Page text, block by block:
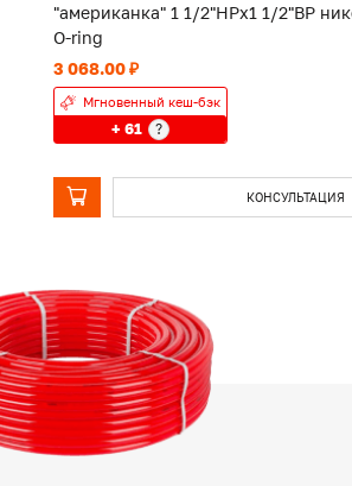
"американка" 1 1/2"НРx1 1/2"ВР
O-ring
3 068.00 ₽
Мгновенный кеш-бэк
+ 61 ?
КОНСУЛЬТАЦИЯ